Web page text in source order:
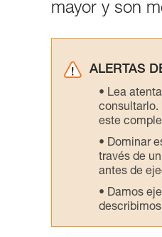
mayor y son
ALERTAS
Lea
consultarlo.
este
Dominar
través de
antes de
Damos